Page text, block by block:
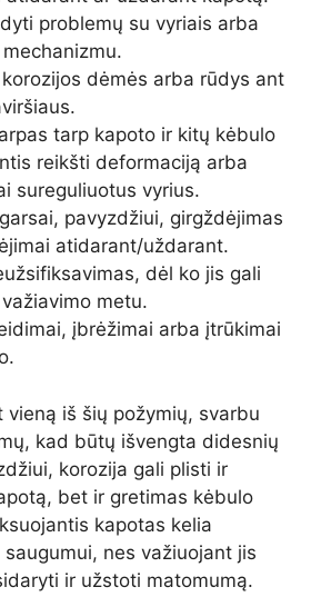
problemų su vyriais arba
dėmės arba rūdys ant
tarp kapoto ir kitų kėbulo
reikšti deformaciją arba
sureguliuotus vyrius.
pavyzdžiui, girgždėjimas
atidarant/uždarant.
dėl ko jis gali
metu.
įbrėžimai arba įtrūkimai
vieną iš šių požymių, svarbu
kad būtų išvengta didesnių
korozija gali plisti ir
bet ir gretimas kėbulo
kapotas kelia
nes važiuojant jis
ir užstoti matomumą.